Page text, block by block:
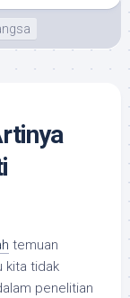
temuan
kita tidak
penelitian